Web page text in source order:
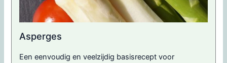
Asperges
Een eenvoudig en veelzijdig basisrecept voor